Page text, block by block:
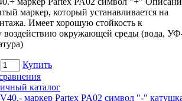
маркер, который устанавливается на
Имеет хорошую стойкость к
воздействию окружающей среды (вода,
Купить
каталог